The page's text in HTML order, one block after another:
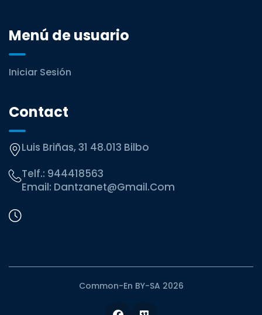
Menú de usuario
Iniciar Sesión
Contact
Luis Briñas, 31 48.013 Bilbo
Telf.: 944418563
Email: Dantzanet@gmail.com
Common-En BY-SA 2026